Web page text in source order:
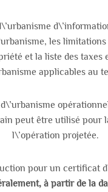
les
et la liste des taxes
applicables au
peut être utilisé pour
l\’opération projetée.
pour un certificat
à partir de la